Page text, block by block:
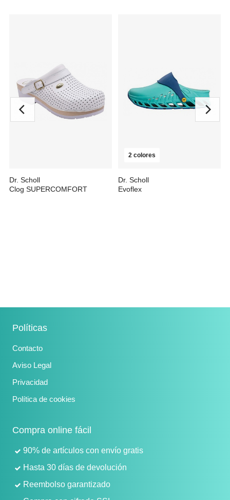
Dr. Scholl
Clog SUPERCOMFORT
2 colores
Dr. Scholl
Evoflex
Políticas
Contacto
Aviso Legal
Privacidad
Política de cookies
Compra online fácil
90% de artículos con envío gratis
Hasta 30 días de devolución
Reembolso garantizado